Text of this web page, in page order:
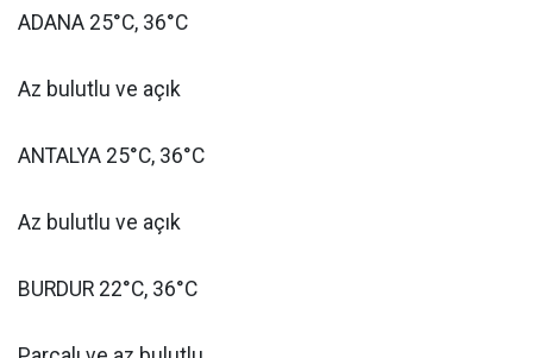
ADANA 25°C, 36°C
Az bulutlu ve açık
ANTALYA 25°C, 36°C
Az bulutlu ve açık
BURDUR 22°C, 36°C